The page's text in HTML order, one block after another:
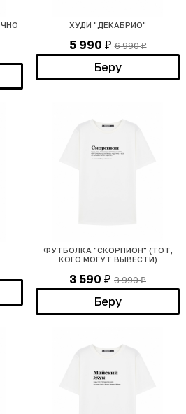
ХУДИ "ДЕКАБРИО"
5 990 ₽ 6 990₽
Беру
ФУТБОЛКА "СКОРПИОН" (ТОТ,
КОГО МОГУТ ВЫВЕСТИ)
3 590 ₽ 3 990₽
Беру